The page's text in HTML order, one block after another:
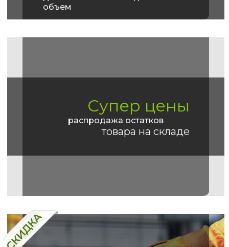
объем
Супер цены
распродажа остатков
товара на складе